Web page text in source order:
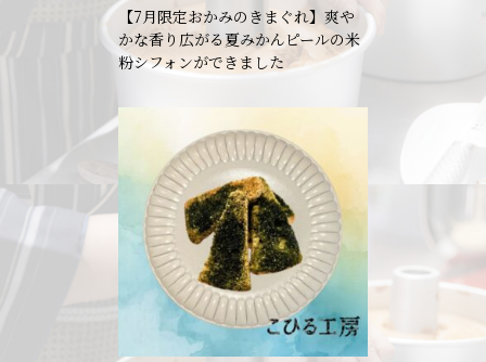
【7月限定おかみのきまぐれ】爽や
かな香り広がる夏みかんピールの米
粉シフォンができました